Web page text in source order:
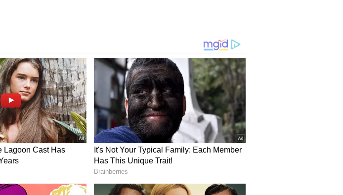
ಲೀಟರ್ ಮತ್ತು ಸರ್ಕಾರದ
ಮದ್ಯ ಮಾರಾಟವು
ಕೋಟಿ ರೂಗೆ ಕುಸಿದಿದೆ’’
4% ಹೆಚ್ಚಳ'